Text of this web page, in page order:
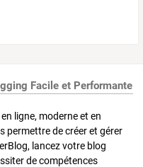
Facile et Performante
ligne, moderne et en
permettre de créer et gérer
lancez votre blog
de compétences